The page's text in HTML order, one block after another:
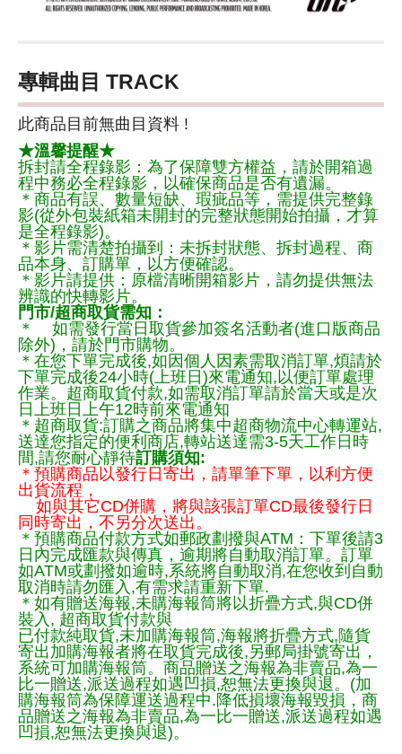
專輯曲目 TRACK
此商品目前無曲目資料 !
★溫馨提醒★
拆封請全程錄影：為了保障雙方權益，請於開箱過
程中務必全程錄影，以確保商品是否有遺漏。
＊商品有誤、數量短缺、瑕疵品等，需提供完整錄
影(從外包裝紙箱未開封的完整狀態開始拍攝，才算
是全程錄影)。
＊影片需清楚拍攝到：未拆封狀態、拆封過程、商
品本身、訂購單，以方便確認。
＊影片請提供：原檔清晰開箱影片，請勿提供無法
辨識的快轉影片。
門市/超商取貨需知：
＊ 如需發行當日取貨參加簽名活動者(進口版商品
除外)，請於門市購物。
＊在您下單完成後,如因個人因素需取消訂單,煩請於
下單完成後24小時(上班日)來電通知,以便訂單處理
作業。超商取貨付款,如需取消訂單請於當天或是次
日上班日上午12時前來電通知
＊超商取貨:訂購之商品將集中超商物流中心轉運站,
送達您指定的便利商店,轉站送達需3-5天工作日時
間,請您耐心靜待訂購須知:
＊預購商品以發行日寄出，請單筆下單，以利方便
出貨流程，
如與其它CD併購，將與該張訂單CD最後發行日
同時寄出，不另分次送出。
＊預購商品付款方式如郵政劃撥與ATM：下單後請3
日內完成匯款與傳真，逾期將自動取消訂單。訂單
如ATM或劃撥如逾時,系統將自動取消,在您收到自動
取消時請勿匯入,有需求請重新下單.
＊如有贈送海報,未購海報筒將以折疊方式,與CD併
裝入, 超商取貨付款與
已付款純取貨,未加購海報筒,海報將折疊方式,隨貨
寄出加購海報者將在取貨完成後,另郵局掛號寄出，
系統可加購海報筒。商品贈送之海報為非賣品,為一
比一贈送,派送過程如遇凹損,恕無法更換與退。(加
購海報筒為保障運送過程中.降低損壞海報毀損，商
品贈送之海報為非賣品,為一比一贈送,派送過程如遇
凹損,恕無法更換與退)。